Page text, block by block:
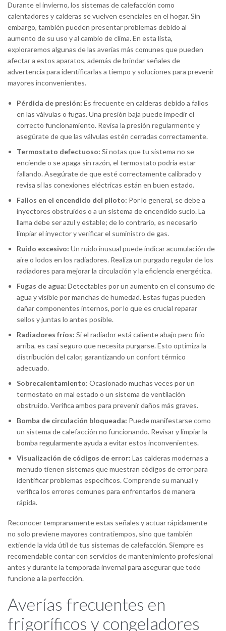
Durante el invierno, los sistemas de calefacción como
calentadores y calderas se vuelven esenciales en el hogar. Sin
embargo, también pueden presentar problemas debido al
aumento de su uso y al cambio de clima. En esta lista,
exploraremos algunas de las averías más comunes que pueden
afectar a estos aparatos, además de brindar señales de
advertencia para identificarlas a tiempo y soluciones para prevenir
mayores inconvenientes.
Pérdida de presión: Es frecuente en calderas debido a fallos
en las válvulas o fugas. Una presión baja puede impedir el
correcto funcionamiento. Revisa la presión regularmente y
asegúrate de que las válvulas estén cerradas correctamente.
Termostato defectuoso: Si notas que tu sistema no se
enciende o se apaga sin razón, el termostato podría estar
fallando. Asegúrate de que esté correctamente calibrado y
revisa si las conexiones eléctricas están en buen estado.
Fallos en el encendido del piloto: Por lo general, se debe a
inyectores obstruidos o a un sistema de encendido sucio. La
llama debe ser azul y estable; de lo contrario, es necesario
limpiar el inyector y verificar el suministro de gas.
Ruido excesivo: Un ruido inusual puede indicar acumulación de
aire o lodos en los radiadores. Realiza un purgado regular de los
radiadores para mejorar la circulación y la eficiencia energética.
Fugas de agua: Detectables por un aumento en el consumo de
agua y visible por manchas de humedad. Estas fugas pueden
dañar componentes internos, por lo que es crucial reparar
sellos y juntas lo antes posible.
Radiadores fríos: Si el radiador está caliente abajo pero frío
arriba, es casi seguro que necesita purgarse. Esto optimiza la
distribución del calor, garantizando un confort térmico
adecuado.
Sobrecalentamiento: Ocasionado muchas veces por un
termostato en mal estado o un sistema de ventilación
obstruido. Verifica ambos para prevenir daños más graves.
Bomba de circulación bloqueada: Puede manifestarse como
un sistema de calefacción no funcionando. Revisar y limpiar la
bomba regularmente ayuda a evitar estos inconvenientes.
Visualización de códigos de error: Las calderas modernas a
menudo tienen sistemas que muestran códigos de error para
identificar problemas específicos. Comprende su manual y
verifica los errores comunes para enfrentarlos de manera
rápida.
Reconocer tempranamente estas señales y actuar rápidamente
no solo previene mayores contratiempos, sino que también
extiende la vida útil de tus sistemas de calefacción. Siempre es
recomendable contar con servicios de mantenimiento profesional
antes y durante la temporada invernal para asegurar que todo
funcione a la perfección.
Averías frecuentes en
frigoríficos y congeladores